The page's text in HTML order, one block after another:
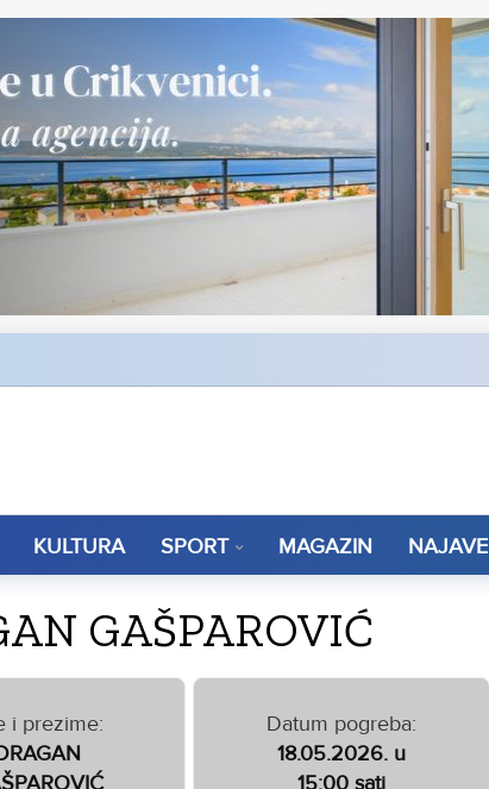
KULTURA SPORT MAGAZIN NAJAVE
GAŠPAROVIĆ
i prezime:
Datum pogreba:
18.05.2026. u
15:00 sati